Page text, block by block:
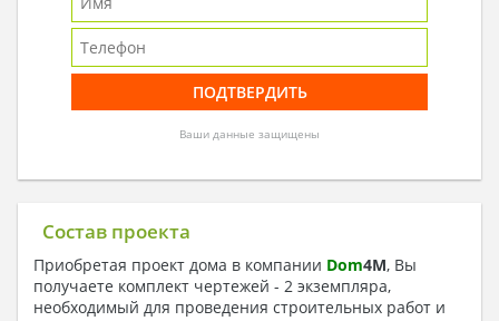
Ваши данные защищены
Состав проекта
Приобретая проект дома в компании Dom4M, Вы
получаете комплект чертежей - 2 экземпляра,
необходимый для проведения строительных работ и